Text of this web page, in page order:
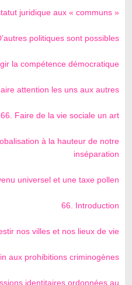
juridique aux « communs »
politiques sont possibles
la compétence démocratique
attention les uns aux autres
66. Faire de la vie sociale un art
à la hauteur de notre
inséparation
universel et une taxe pollen
66. Introduction
nos villes et nos lieux de vie
aux prohibitions criminogènes
identitaires ordonnées au